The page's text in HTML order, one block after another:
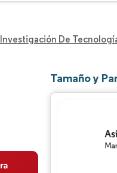
Investigación De
Tamaño y